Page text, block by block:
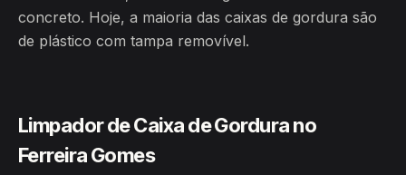
concreto. Hoje, a maioria das caixas de gordura são
de plástico com tampa removível.
Limpador de Caixa de Gordura no
Ferreira Gomes